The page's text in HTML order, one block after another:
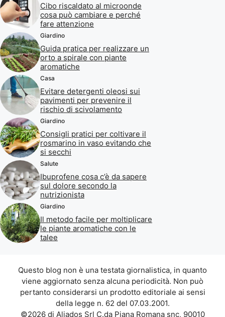
Cibo riscaldato al microonde
cosa può cambiare e perché
fare attenzione
Giardino
Guida pratica per realizzare un
orto a spirale con piante
aromatiche
Casa
Evitare detergenti oleosi sui
pavimenti per prevenire il
rischio di scivolamento
Giardino
Consigli pratici per coltivare il
rosmarino in vaso evitando che
si secchi
Salute
Ibuprofene cosa c’è da sapere
sul dolore secondo la
nutrizionista
Giardino
Il metodo facile per moltiplicare
le piante aromatiche con le
talee
Questo blog non è una testata giornalistica, in quanto
viene aggiornato senza alcuna periodicità. Non può
pertanto considerarsi un prodotto editoriale ai sensi
della legge n. 62 del 07.03.2001.
©2026 di Aliados Srl C.da Piana Romana snc, 90010